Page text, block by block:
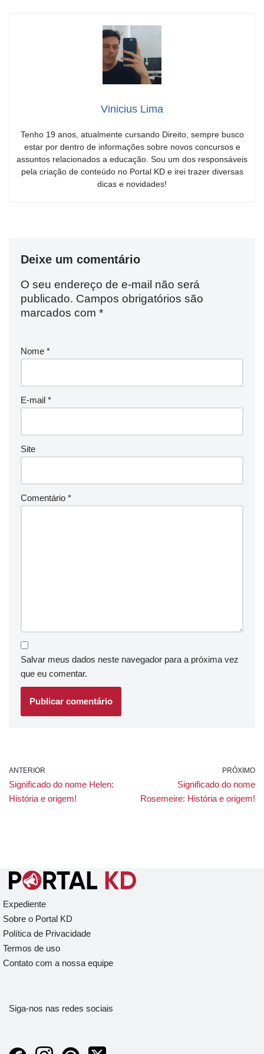
Vinicius Lima
Tenho 19 anos, atualmente cursando Direito, sempre busco
estar por dentro de informações sobre novos concursos e
assuntos relacionados a educação. Sou um dos responsáveis
pela criação de conteúdo no Portal KD e irei trazer diversas
dicas e novidades!
Deixe um comentário
O seu endereço de e-mail não será
publicado. Campos obrigatórios são
marcados com *
Nome *
E-mail *
Site
Comentário *
Salvar meus dados neste navegador para a próxima vez
que eu comentar.
ANTERIOR
Significado do nome Helen:
História e origem!
PRÓXIMO
Significado do nome
Rosemeire: História e origem!
Expediente
Sobre o Portal KD
Política de Privacidade
Termos de uso
Contato com a nossa equipe
Siga-nos nas redes sociais